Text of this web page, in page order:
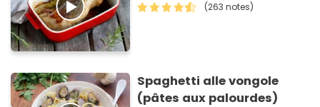
(263 notes)
Spaghetti alle vongole
(pâtes aux palourdes)